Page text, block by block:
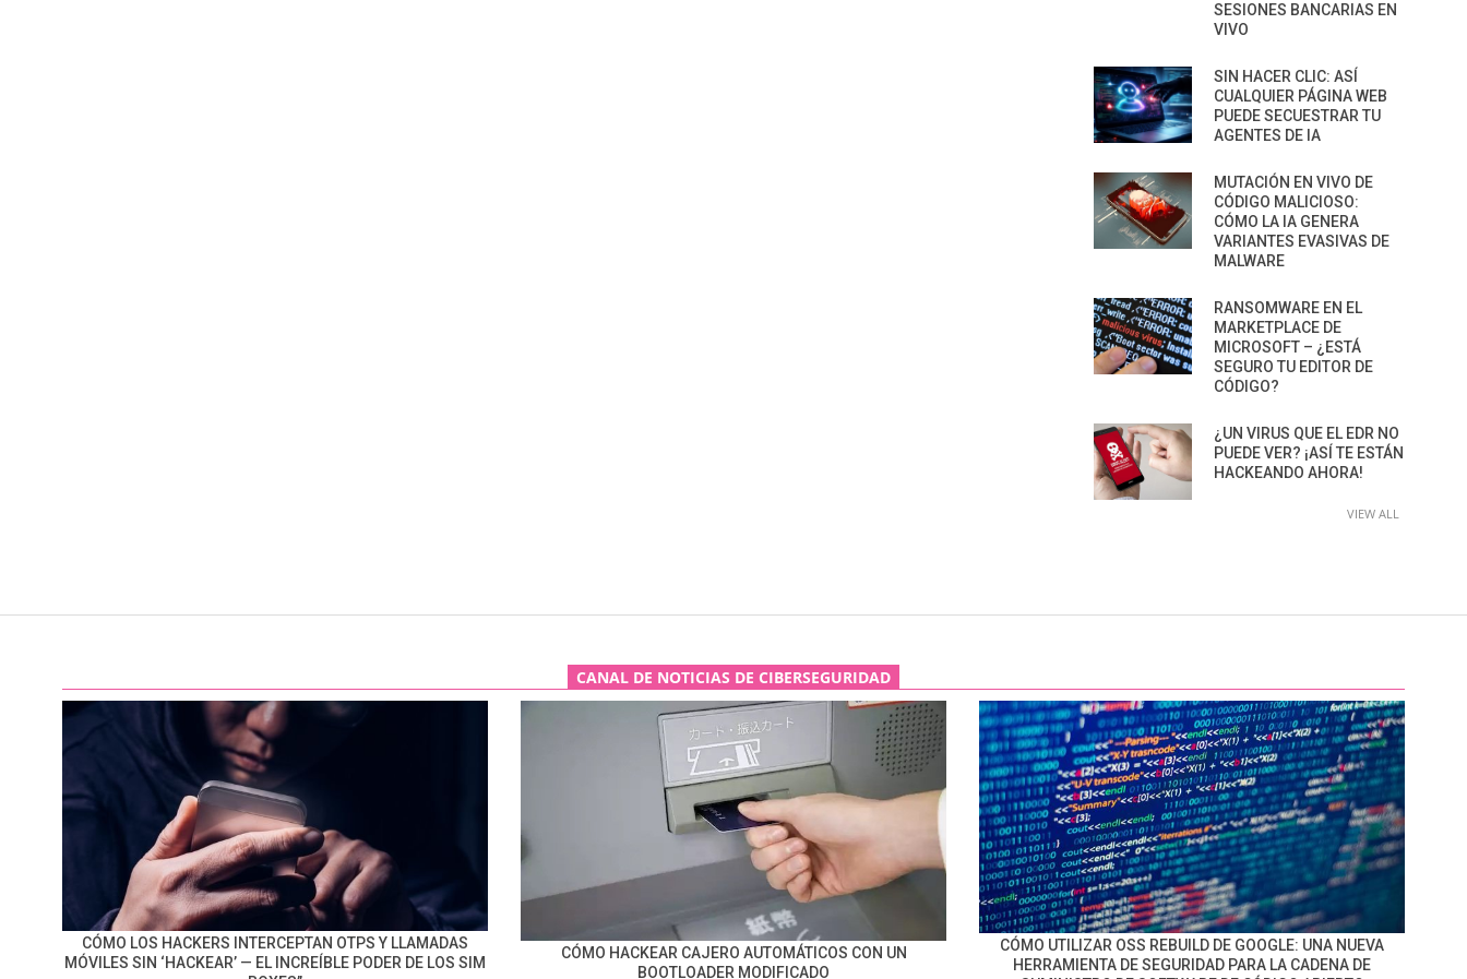
SESIONES BANCARIAS EN
VIVO
SIN HACER CLIC: ASÍ
CUALQUIER PÁGINA WEB
PUEDE SECUESTRAR TU
AGENTES DE IA
MUTACIÓN EN VIVO DE
CÓDIGO MALICIOSO:
CÓMO LA IA GENERA
VARIANTES EVASIVAS DE
MALWARE
RANSOMWARE EN EL
MARKETPLACE DE
MICROSOFT – ¿ESTÁ
SEGURO TU EDITOR DE
CÓDIGO?
¿UN VIRUS QUE EL EDR NO
PUEDE VER? ¡ASÍ TE ESTÁN
HACKEANDO AHORA!
VIEW ALL
CANAL DE NOTICIAS DE CIBERSEGURIDAD
CÓMO LOS HACKERS INTERCEPTAN OTPS Y LLAMADAS
MÓVILES SIN ‘HACKEAR’ — EL INCREÍBLE PODER DE LOS SIM
CÓMO HACKEAR CAJERO AUTOMÁTICOS CON UN
BOOTLOADER MODIFICADO
CÓMO UTILIZAR OSS REBUILD DE GOOGLE: UNA NUEVA
HERRAMIENTA DE SEGURIDAD PARA LA CADENA DE